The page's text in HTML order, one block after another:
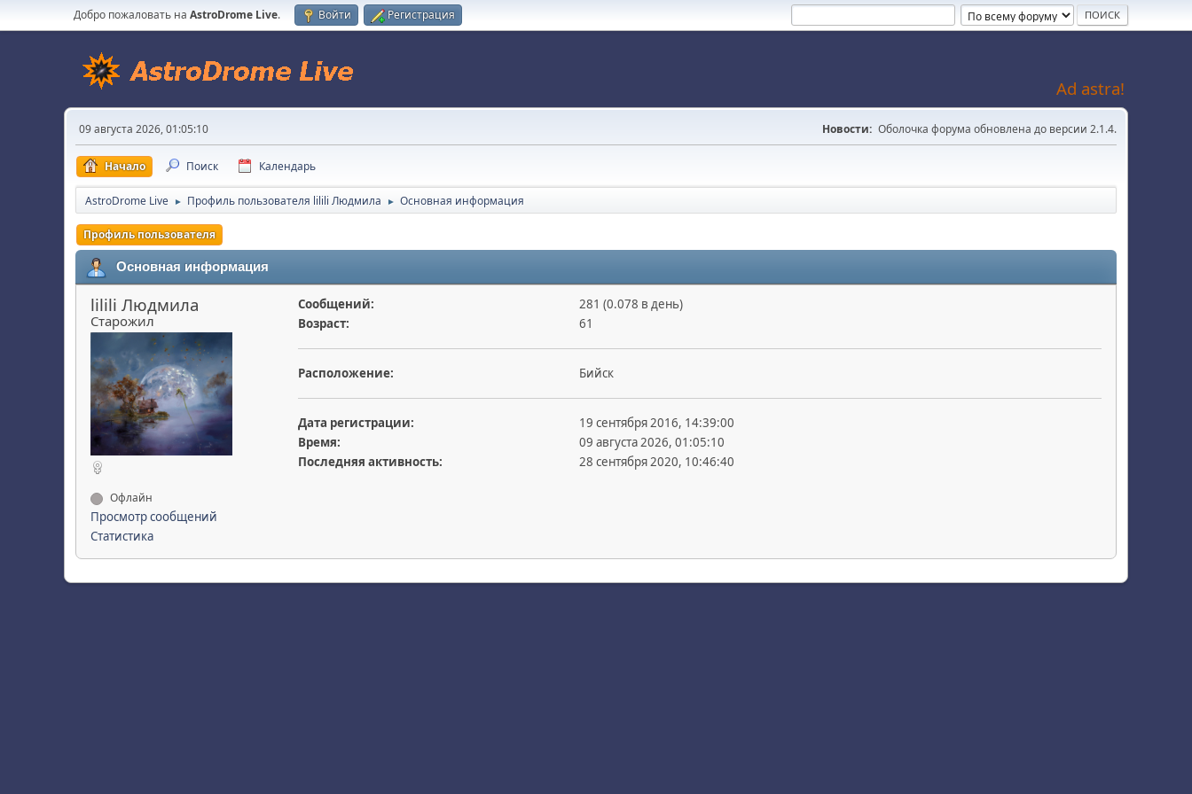
Добро пожаловать на AstroDrome Live. Войти Регистрация
Ad astra!
09 августа 2026, 01:05:10 Новости: Оболочка форума обновлена до версии 2.1.4.
Начало Поиск Календарь
AstroDrome Live ► Профиль пользователя lilili Людмила ► Основная информация
Профиль пользователя
Основная информация
lilili Людмила
Старожил
Офлайн
Просмотр сообщений
Статистика
Сообщений:
281 (0.078 в день)
Возраст:
61
Расположение: Бийск
Дата регистрации:
19 сентября 2016, 14:39:00
Время:
09 августа 2026, 01:05:10
Последняя активность:
28 сентября 2020, 10:46:40